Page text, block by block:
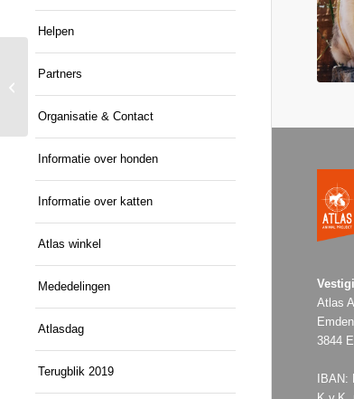
Helpen
Partners
Organisatie & Contact
Informatie over honden
Informatie over katten
Atlas winkel
Mededelingen
Atlasdag
Terugblik 2019
Atlas
3844
IBAN: